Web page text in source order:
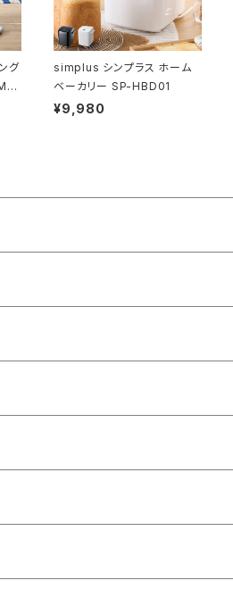
グ
simplus シンプラス ホーム
ベーカリー SP-HBD01
¥9,980